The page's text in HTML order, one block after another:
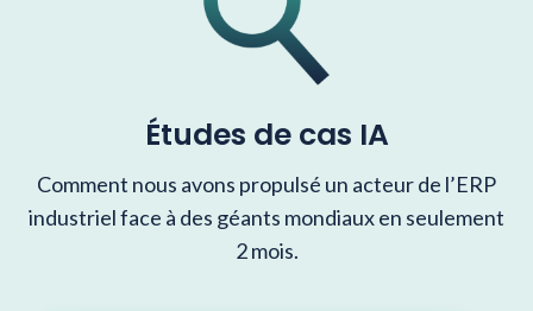
Études de cas IA
Comment nous avons propulsé un acteur de l’ERP
industriel face à des géants mondiaux en seulement
2 mois.